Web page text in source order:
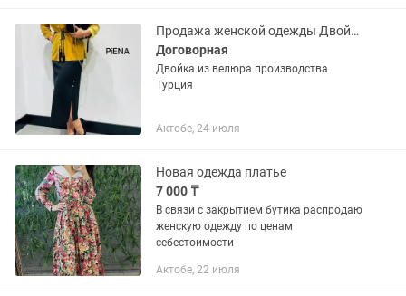
Продажа женской одежды Двойка из велюра
Договорная
Двойка из велюра производства
Турция
Актобе, 24 июля
Новая одежда платье
7 000 ₸
В связи с закрытием бутика распродаю
женскую одежду по ценам
себестоимости
Актобе, 22 июля